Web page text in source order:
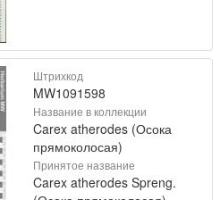
Штрихкод
MW1091598
Название в коллекции
Carex atherodes (Осока
прямоколосая)
Принятое название
Carex atherodes Spreng.